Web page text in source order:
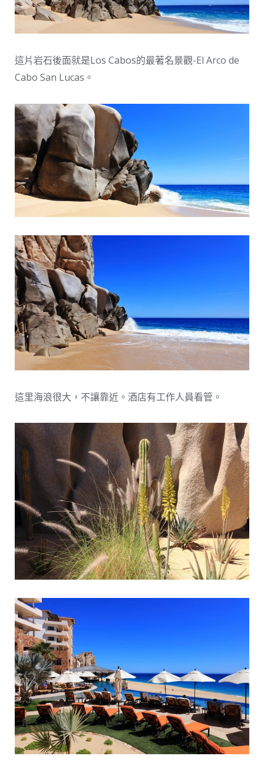
這片岩石後面就是Los Cabos的最著名景觀-El Arco de
Cabo San Lucas。
這里海浪很大，不讓靠近。酒店有工作人員看管。